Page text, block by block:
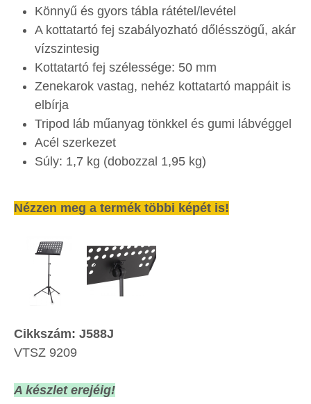
Könnyű és gyors tábla rátétel/levétel
A kottatartó fej szabályozható dőlésszögű, akár
vízszintesig
Kottatartó fej szélessége: 50 mm
Zenekarok vastag, nehéz kottatartó mappáit is
elbírja
Tripod láb műanyag tönkkel és gumi lábvéggel
Acél szerkezet
Súly: 1,7 kg (dobozzal 1,95 kg)
Nézzen meg a termék többi képét is!
Cikkszám: J588J
VTSZ 9209
A készlet erejéig!